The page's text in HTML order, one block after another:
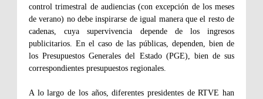
control trimestral de audiencias (con excepción de los meses
de verano) no debe inspirarse de igual manera que el resto de
cadenas, cuya supervivencia depende de los ingresos
publicitarios. En el caso de las públicas, dependen, bien de
los Presupuestos Generales del Estado (PGE), bien de sus
correspondientes presupuestos regionales.
A lo largo de los años, diferentes presidentes de RTVE han